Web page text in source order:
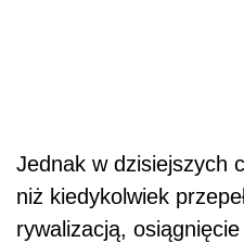
Jednak w dzisiejszych
niż kiedykolwiek
rywalizacją,